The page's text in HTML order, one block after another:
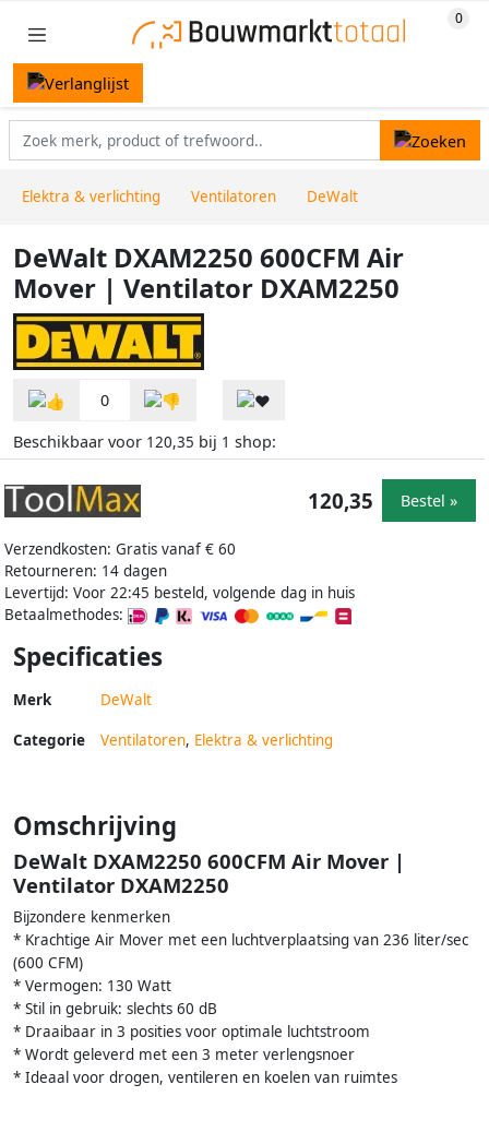
Elektra & verlichting Ventilatoren DeWalt
DeWalt DXAM2250 600CFM Air
Mover | Ventilator DXAM2250
0
Beschikbaar voor 120,35 bij 1 shop:
Verzendkosten: Gratis vanaf € 60
Retourneren: 14 dagen
Levertijd: Voor 22:45 besteld, volgende dag in huis
Betaalmethodes:
120,35 Bestel »
Specificaties
Merk DeWalt
Categorie Ventilatoren, Elektra & verlichting
Omschrijving
DeWalt DXAM2250 600CFM Air Mover |
Ventilator DXAM2250
Bijzondere kenmerken
* Krachtige Air Mover met een luchtverplaatsing van 236 liter/sec
(600 CFM)
* Vermogen: 130 Watt
* Stil in gebruik: slechts 60 dB
* Draaibaar in 3 posities voor optimale luchtstroom
* Wordt geleverd met een 3 meter verlengsnoer
* Ideaal voor drogen, ventileren en koelen van ruimtes